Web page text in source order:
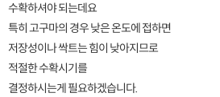
수확하셔야 되는데요
특히 고구마의 경우 낮은 온도에 접하면
저장성이나 싹트는 힘이 낮아지므로
적절한 수확시기를
결정하시는게 필요하겠습니다.